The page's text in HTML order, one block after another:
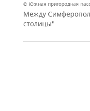
© Южная пригородная
Между
столицы"